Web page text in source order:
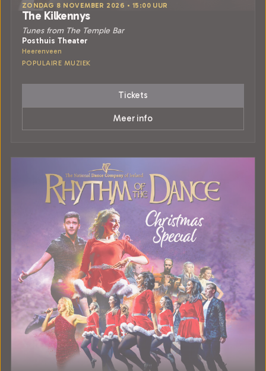
ZONDAG 8 NOVEMBER 2026 • 15:00 UUR
The Kilkennys
Tunes from The Temple Bar
Posthuis Theater
Heerenveen
POPULAIRE MUZIEK
Tickets
Meer info